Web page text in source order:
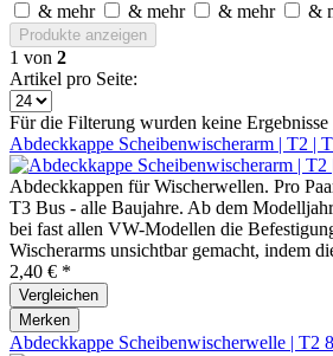
& mehr
& mehr & mehr &
Produkte anzeigen
1 von 2
Artikel pro Seite:
Für die Filterung wurden keine Ergebnisse
Abdeckkappe Scheibenwischerarm | T2 |
Abdeckkappen für Wischerwellen. Pro
T3 Bus - alle Baujahre. Ab dem
bei fast allen VW-Modellen die
Wischerarms unsichtbar gemacht, indem
2,40 € *
Vergleichen
Merken
Abdeckkappe Scheibenwischerwelle | T2